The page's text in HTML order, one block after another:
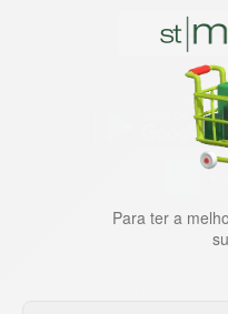
HORTUS
CNPJ:
Para ter a